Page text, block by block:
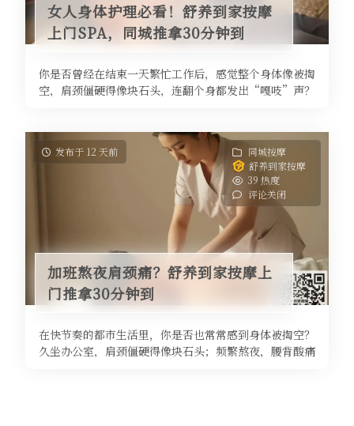
女人身体护理必看！舒养到家按摩
上门SPA，同城推拿30分钟到
你是否曾经在结束一天繁忙工作后，感觉整个身体像被掏
空，肩颈僵硬得像块石头，连翻个身都发出“嘎吱”声？
发布于 12 天前
同城按摩
舒养到家按摩
39 热度
评论关闭
加班熬夜肩颈痛？舒养到家按摩上
门推拿30分钟到
在快节奏的都市生活里，你是否也常常感到身体被掏空？
久坐办公室，肩颈僵硬得像块石头；频繁熬夜，腰背酸痛